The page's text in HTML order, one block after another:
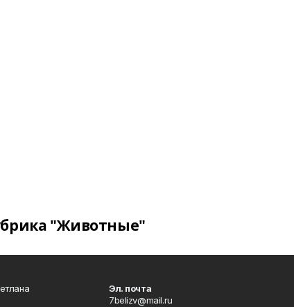
"Животные"
Эл. почта
7belizv@mail.ru